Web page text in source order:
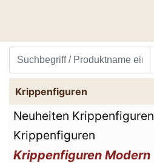
Krippenfiguren
Neuheiten Krippenfiguren
Krippenfiguren
Krippenfiguren Modern